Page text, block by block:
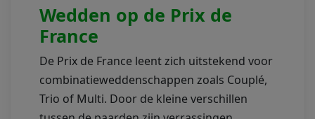
Wedden op de Prix de
France
De Prix de France leent zich uitstekend voor
combinatieweddenschappen zoals Couplé,
Trio of Multi. Door de kleine verschillen